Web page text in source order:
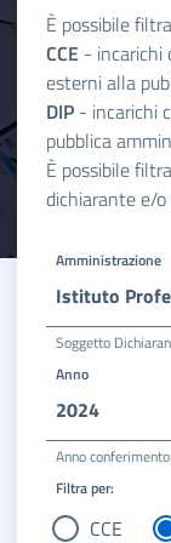
È possibile
CCE - incarichi
esterni alla
DIP - incarichi
pubblica
È possibile
dichiarante e/
Amministrazione
Soggetto
Anno
2024
Anno
Filtra per:
CCE